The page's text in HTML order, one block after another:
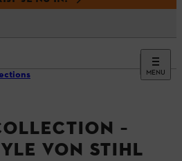
MENU
–
VON STIHL